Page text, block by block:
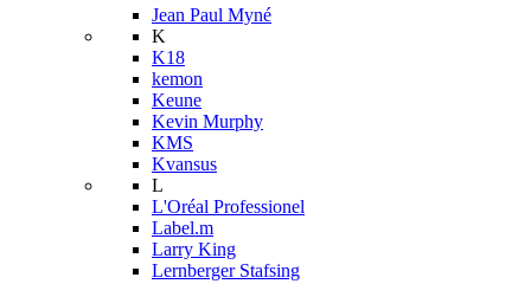
Jean Paul Myné
K
K18
kemon
Keune
Kevin Murphy
KMS
Kvansus
L
L'Oréal Professionel
Label.m
Larry King
Lernberger Stafsing